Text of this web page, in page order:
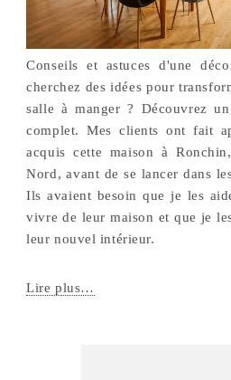
Conseils et astuces d'une
cherchez des idées pour
salle à manger ? Découvrez
complet. Mes clients ont fait
acquis cette maison à
Nord, avant de se lancer dans
Ils avaient besoin que je les
vivre de leur maison et que je
leur nouvel intérieur.
Lire plus…